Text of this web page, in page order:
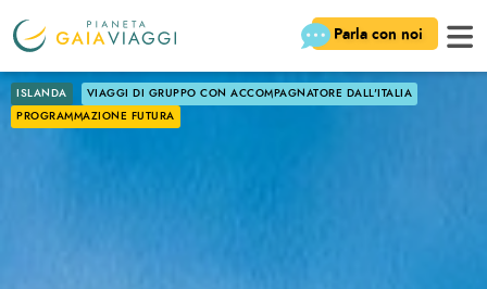
Parla con noi
ISLANDA
VIAGGI DI GRUPPO CON ACCOMPAGNATORE DALL'ITALIA
PROGRAMMAZIONE FUTURA